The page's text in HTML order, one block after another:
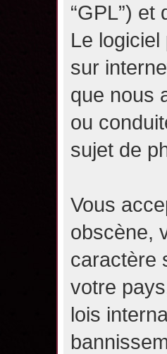
“GPL”)
Le
sur
que nous
ou
sujet de
Vous
obscène,
caractère
votre
lois